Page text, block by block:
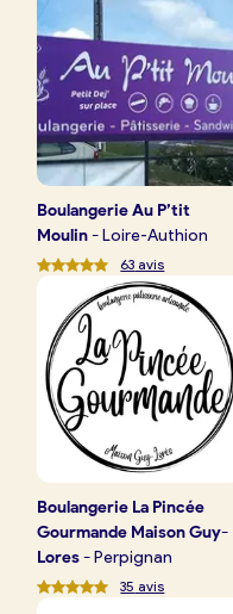
Boulangerie
Je référence
ma
boulangerie
Je crée mon
BoulangerieAu P’tit
Moulin-Loire-Authion
63 avis
Boulangerie La Pincée
Gourmande Maison Guy-
Lores-Perpignan
35 avis